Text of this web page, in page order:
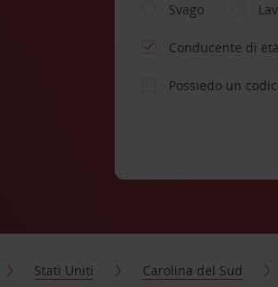
Svago
Conducente di
Possiedo un
Stati Uniti Carolina del Sud